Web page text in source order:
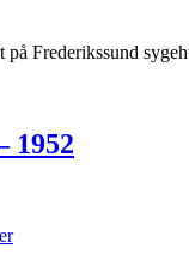
Frederikssund
1952